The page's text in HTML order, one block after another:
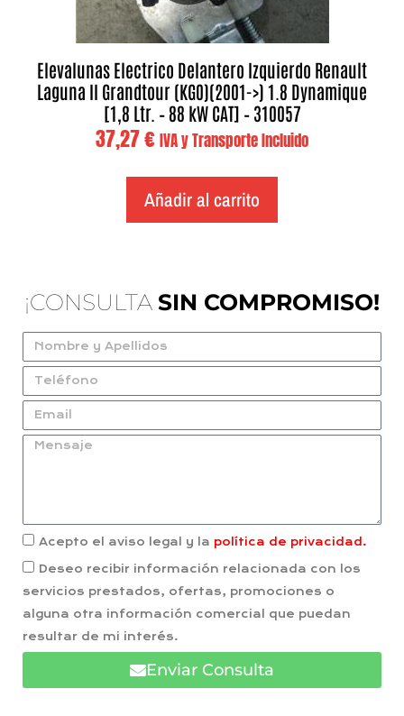
Elevalunas Electrico Delantero Izquierdo Renault
Laguna II Grandtour (KG0)(2001->) 1.8 Dynamique
[1,8 Ltr. – 88 kW CAT] – 310057
37,27€ IVA y Transporte Incluido
Añadir al carrito
¡CONSULTA SIN COMPROMISO!
Acepto el aviso legal y la política de privacidad.
Deseo recibir información relacionada con los
servicios prestados, ofertas, promociones o
alguna otra información comercial que puedan
resultar de mi interés.
Enviar Consulta